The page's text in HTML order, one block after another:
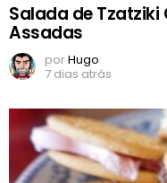
Salada de
Assadas
porHugo
7 dias atrás